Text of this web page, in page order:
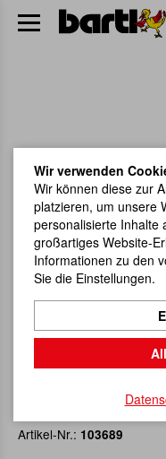
Kreisel bunt
Artikel-Nr.: 103689
Wir verwenden
Wir können diese zur
platzieren, um unsere
personalisierte Inhalte
großartiges Website-
Informationen zu den
Sie die Einstellungen.